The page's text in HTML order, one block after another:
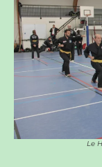
Le